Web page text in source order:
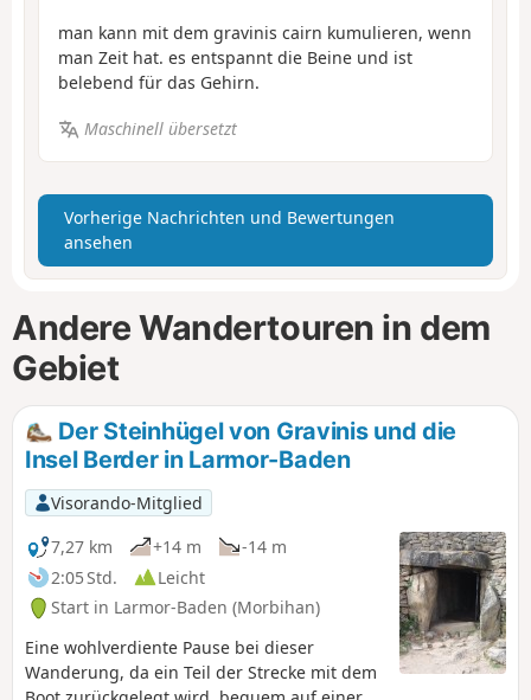
man kann mit dem gravinis cairn kumulieren, wenn
man Zeit hat. es entspannt die Beine und ist
belebend für das Gehirn.
Maschinell übersetzt
Vorherige Nachrichten und Bewertungen
ansehen
Andere Wandertouren in dem
Gebiet
Der Steinhügel von Gravinis und die
Insel Berder in Larmor-Baden
Visorando-Mitglied
7,27 km
+14 m
-14 m
2:05 Std.
Leicht
Start in Larmor-Baden (Morbihan)
Eine wohlverdiente Pause bei dieser
Wanderung, da ein Teil der Strecke mit dem